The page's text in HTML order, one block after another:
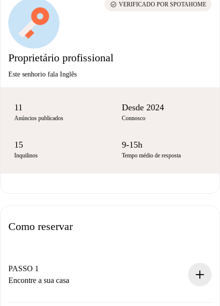
Proprietário profissional
Este senhorio fala Inglês
check_circle VERIFICADO POR SPOTAHOME
11
Anúncios publicados
Desde 2024
Connosco
15
Inquilinos
9-15h
Tempo médio de resposta
Como reservar
PASSO 1
Encontre a sua casa